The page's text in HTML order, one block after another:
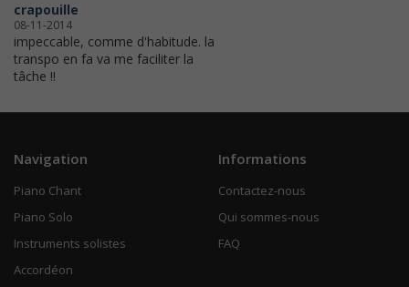
crapouille
08-11-2014
impeccable, comme d'habitude. la
transpo en fa va me faciliter la
tâche !!
Navigation
Piano Chant
Piano Solo
Instruments solistes
Accordéon
Informations
Contactez-nous
Qui sommes-nous
FAQ